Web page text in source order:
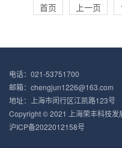
首页 上一页
电话：021-53751700
邮箱：chengjun1226@163.com
地址：上海市闵行区江凯路123号
Copyright © 2021 上海荣丰科技
沪ICP备2022012158号